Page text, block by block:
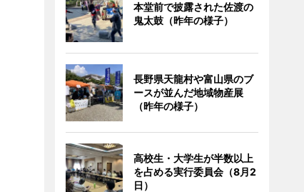
本堂前で披露された佐渡の
鬼太鼓（昨年の様子）
長野県天龍村や富山県のブ
ースが並んだ地域物産展
（昨年の様子）
高校生・大学生が半数以上
を占める実行委員会（8月2
日）